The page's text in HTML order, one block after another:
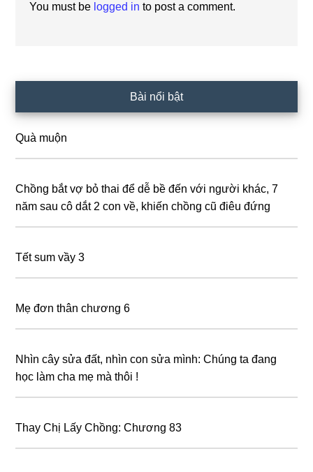
You must be logged in to post a comment.
Sidebar
Bài nổi bật
Quà muộn
Chồng bắt vợ bỏ thai để dễ bề đến với người khác, 7
năm sau cô dắt 2 con về, khiến chồng cũ điêu đứng
Tết sum vầy 3
Mẹ đơn thân chương 6
Nhìn cây sửa đất, nhìn con sửa mình: Chúng ta đang
học làm cha mẹ mà thôi !
Thay Chị Lấy Chồng: Chương 83